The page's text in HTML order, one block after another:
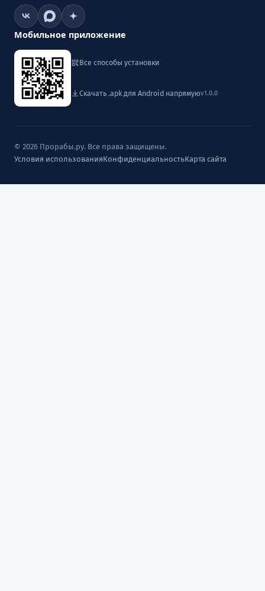
Мобильное приложение
Все способы установки
Скачать .apk для Android напрямуюv1.0.0
© 2026 Прорабы.ру. Все права защищены.
Условия использованияКонфиденциальностьКарта сайта